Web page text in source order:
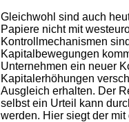
Gleichwohl sind auch
Papiere nicht mit
Kontrollmechanismen
Kapitalbewegungen
Unternehmen ein neuer
Kapitalerhöhungen
Ausgleich erhalten. Der
selbst ein Urteil kann
werden. Hier siegt der